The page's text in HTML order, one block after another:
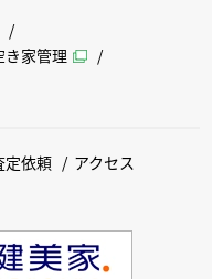
き家管理
定依頼 アクセス